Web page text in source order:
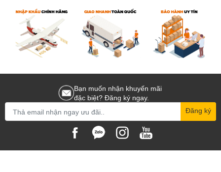
Balo được thiết kế thông minh với nhiều ngăn chứa tiện lợi giúp bạn tổ
chức và lưu trữ các thiết bị máy ảnh của mình một cách dễ dàng và hiệu
quả. Ngoài ra, tính năng chống nước giúp bảo vệ máy ảnh trong những
điều kiện thời tiết khắc nghiệt, đảm bảo rằng thiết bị của bạn sẽ luôn
được bảo vệ tuyệt đối.
lượng cao là một lựa chọn hoàn hảo cho những ai yêu thích nhiếp ảnh
bạn trong những chuyến đi chụp ảnh tuyệt vời của mình.
Phân phối Balo máy ảnh Benro chính hãng
Hoằng Quân là đơn vị phân phối và bán lẻ Balo máy ảnh Benro chính
hãng tại Việt Nam. Quý khách có thể yên tâm đặt hàng tại website: miễn
TPHCM, Hà Nội, Đà Nẵng để quý khách có thể đến trải nghiệm sản
Bạn muốn nhận khuyến mãi
đặc biệt? Đăng ký ngay.
Đăng ký